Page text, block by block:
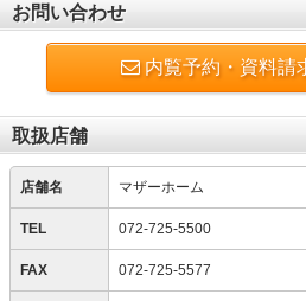
お問い合わせ
内覧予約・資料請
取扱店舗
店舗名 マザーホーム
TEL 072-725-5500
FAX 072-725-5577